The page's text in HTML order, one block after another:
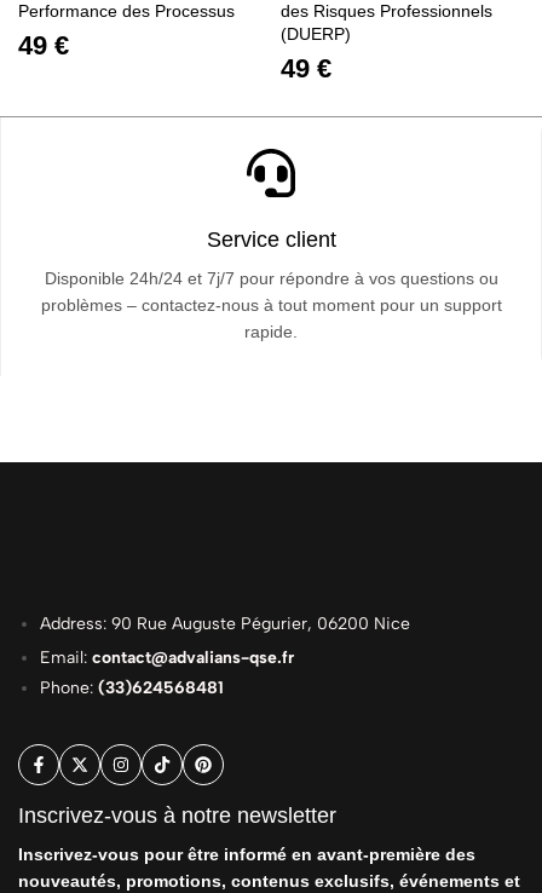
Performance des Processus
49 €
des Risques Professionnels
(DUERP)
49 €
Service client
Disponible 24h/24 et 7j/7 pour répondre à vos questions ou
problèmes – contactez-nous à tout moment pour un support
rapide.
Address: 90 Rue Auguste Pégurier, 06200 Nice
Email:contact@advalians-qse.fr
Phone:(33)624568481
Inscrivez-vous à notre newsletter
Inscrivez-vous pour être informé en avant-première des
nouveautés, promotions, contenus exclusifs, événements et